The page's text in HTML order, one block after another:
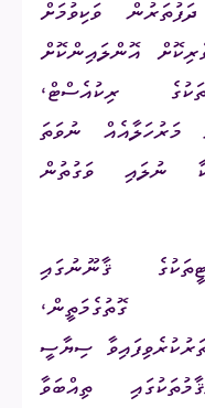
ވަކިވުމަށް
އޮންލައިންކޮށް
ރިކުއެސްޓް،
މަރުހަލާއެއް ނުވަތަ
ނުލައި ވަގުތުން
ޤާނޫނުގައި
ގޮތުގެމަތީން،
ސިޔާސީ
ތިއްބަވާ